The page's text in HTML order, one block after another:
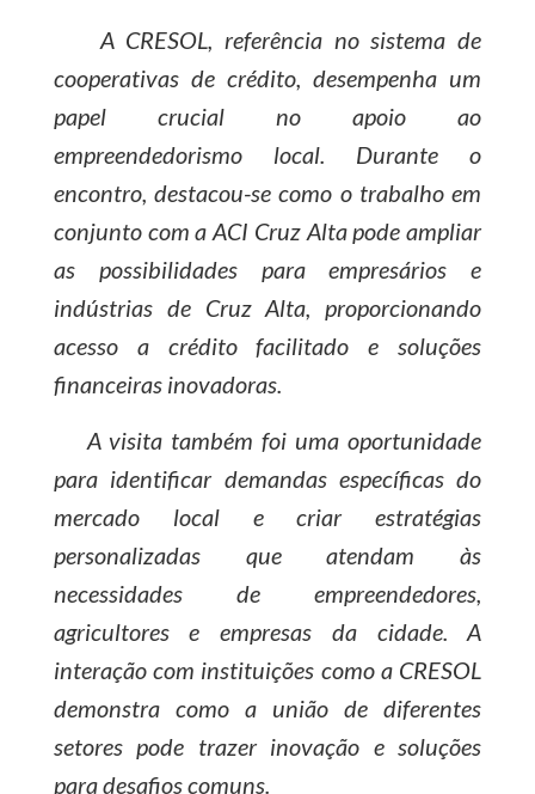
A CRESOL, referência no sistema de
cooperativas de crédito, desempenha um
papel crucial no apoio ao
empreendedorismo local. Durante o
encontro, destacou-se como o trabalho em
conjunto com a ACI Cruz Alta pode ampliar
as possibilidades para empresários e
indústrias de Cruz Alta, proporcionando
acesso a crédito facilitado e soluções
financeiras inovadoras.
A visita também foi uma oportunidade
para identificar demandas específicas do
mercado local e criar estratégias
personalizadas que atendam às
necessidades de empreendedores,
agricultores e empresas da cidade. A
interação com instituições como a CRESOL
demonstra como a união de diferentes
setores pode trazer inovação e soluções
para desafios comuns.